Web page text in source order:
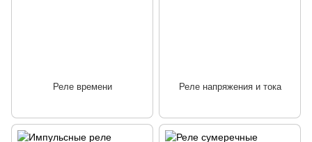
Реле времени Реле напряжения и тока